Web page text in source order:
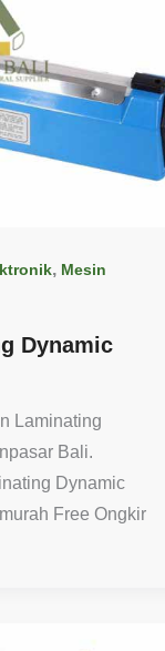
, Mesin
Dynamic
Laminating
Bali.
Dynamic
Free Ongkir